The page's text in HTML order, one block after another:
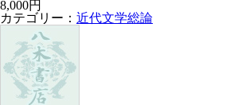
8,000円
カテゴリー： 近代文学総論